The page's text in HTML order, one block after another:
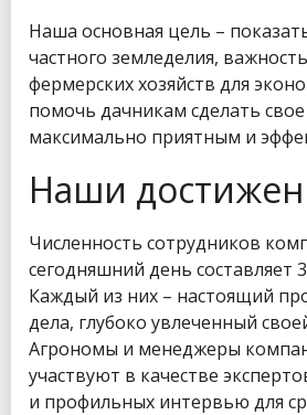
Наша основная цель –
частного земледелия,
фермерских хозяйств для
помочь дачникам сделать
максимально приятным и
Наши
Численность сотрудников
сегодняшний день составляет
Каждый из них – настоящий
дела, глубоко увлеченный
Агрономы и менеджеры
участвуют в качестве
и профильных интервью для